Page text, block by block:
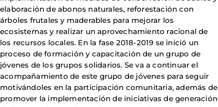
elaboración de abonos naturales, reforestación con
árboles frutales y maderables para mejorar los
ecosistemas y realizar un aprovechamiento racional de
los recursos locales. En la fase 2018-2019 se inició un
proceso de formación y capacitación de un grupo de
jóvenes de los grupos solidarios. Se va a continuar el
acompañamiento de este grupo de jóvenes para seguir
motivándoles en la participación comunitaria, además de
promover la implementación de iniciativas de generación